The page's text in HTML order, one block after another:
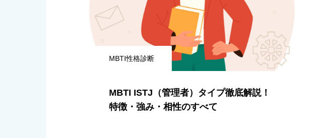
MBTI性格診断
MBTI ISTJ（管理者）タイプ徹底解説！
特徴・強み・相性のすべて